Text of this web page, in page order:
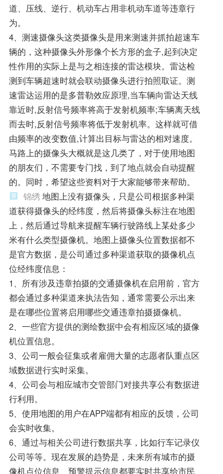
道、压线、逆行、机动车占用非机动车道等违章行
为。
4、测速摄像头这类摄像头是用来测速并抓拍超速车
辆的，这种摄像头外形像个长方形的盒子,起到决定
性作用的实际上是与之相连接的雷达模块。雷达检
测到车辆超速时就会联动摄像头进行拍照取证。测
速雷达运用的是多普勒效应原理,当车辆向雷达天线
靠近时,反射信号频率将高于发射机频率;车辆离天线
而去时,反射信号频率将低于发射机率。这样就可借
由频率的改变数值,计算出目标与雷达的相对速度。
马路上的摄像头大概就是这几类了，对于使用地图
的朋友们，不需要专门找，到了地点就会自动提醒
的。同时，希望这些资料对于大家能够带来帮助。
锦绣 地图上没有摄像头，只是公司根据多种渠
道获得摄像头的经纬度，然后将摄像头标注在地图
上，然后通过导航来提醒车辆行驶路线上某处多少
米有什么类型摄像机。地图上摄像头位置数据都不
是官方数据，是公司通过多种渠道获取的摄像机点
位经纬度信息：
1、所有涉及违章拍摄的交通摄像机在启用前，官方
都会通过多种渠道来执法告知，通常需要公示出来
是在哪些位置将启用哪些交通违章拍摄摄像机。
2、一些官方提供的测绘数据中会有相应区域的摄像
机位置信息。
3、公司一般会征集或者雇佣大量的志愿者队重点区
域数据进行实时采集。
4、公司会与相应城市交管部门对接共享公有数据进
行利用。
5、使用地图的用户在APP端都有相应的反馈，公司
会实时收集。
6、通过与相关公司进行数据共享，比如行车记录仪
公司等等。现在发展的趋势是，未来所有城市的摄
像机点位信息、预警提示信息都要实时共享给市民